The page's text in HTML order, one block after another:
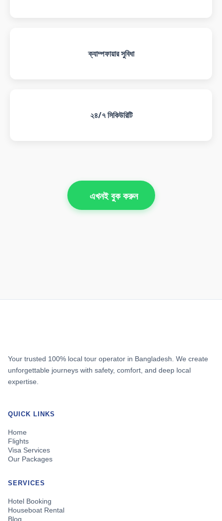
ক্যাম্পফায়ার সুবিধা
২৪/৭ সিকিউরিটি
এখনই বুক করুন
Your trusted 100% local tour operator in Bangladesh. We create
unforgettable journeys with safety, comfort, and deep local
expertise.
QUICK LINKS
Home
Flights
Visa Services
Our Packages
SERVICES
Hotel Booking
Houseboat Rental
Blog